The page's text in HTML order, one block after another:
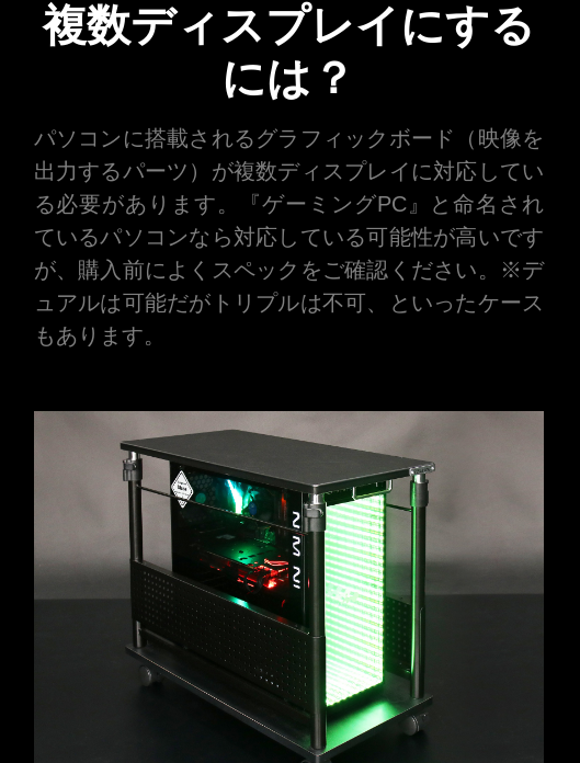
複数ディスプレイにする
には？
パソコンに搭載されるグラフィックボード（映像を
出力するパーツ）が複数ディスプレイに対応してい
る必要があります。『ゲーミングPC』と命名され
ているパソコンなら対応している可能性が高いです
が、購入前によくスペックをご確認ください。※デ
ュアルは可能だがトリプルは不可、といったケース
もあります。